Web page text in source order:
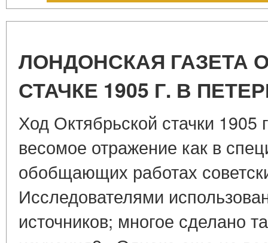
ЛОНДОНСКАЯ ГАЗЕТА
СТАЧКЕ 1905 Г. В
Ход Октябрьской стачки 1905
весомое отражение как в
обобщающих работах
Исследователями
источников; многое сделано